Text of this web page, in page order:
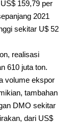
159,79 per
2021
sekitar U$ 52
realisasi
610 juta ton.
volume ekspor
tambahan
DMO sekitar
dari US$